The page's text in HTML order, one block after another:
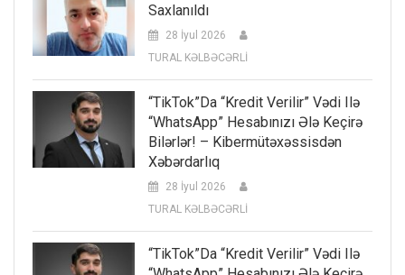
Saxlanıldı
28 İyul 2026
TURAL KƏLBƏCƏRLİ
“TikTok”da “kredit Verilir” Vədi Ilə
“WhatsApp” Hesabınızı Ələ Keçirə
Bilərlər! – Kibermütəxəssisdən
Xəbərdarlıq
28 İyul 2026
TURAL KƏLBƏCƏRLİ
“TikTok”da “kredit Verilir” Vədi Ilə